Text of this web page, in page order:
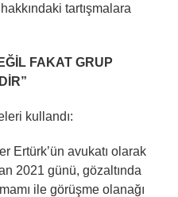
tartışmalara
FAKAT GRUP
kullandı:
Ertürk’ün avukatı olarak
2021 günü, gözaltında
ile görüşme olanağı